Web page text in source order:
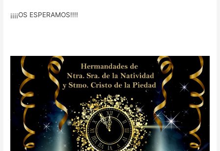
¡¡¡¡OS ESPERAMOS!!!!